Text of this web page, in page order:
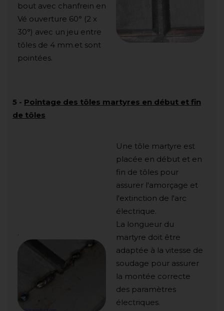
bout avec chanfrein en
Vé ouverture 60° (2 x
30°) avec un jeu entre
tôles de 4 mm.et sont
pointées.
5 - Pointage des tôles martyres en début et fin
de tôles
.
Une tôle martyre est
placée en début et en
fin de tôles pour
assurer l'amorçage et
l'extinction de l'arc
électrique.
La longueur du
martyre doit être
adaptée à la vitesse de
soudage pour assurer
la montée correcte
des paramètres
électriques.